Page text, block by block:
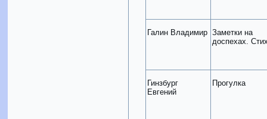
Галин Владимир Заметки на
доспехах.
Гинзбург
Евгений
Прогулка